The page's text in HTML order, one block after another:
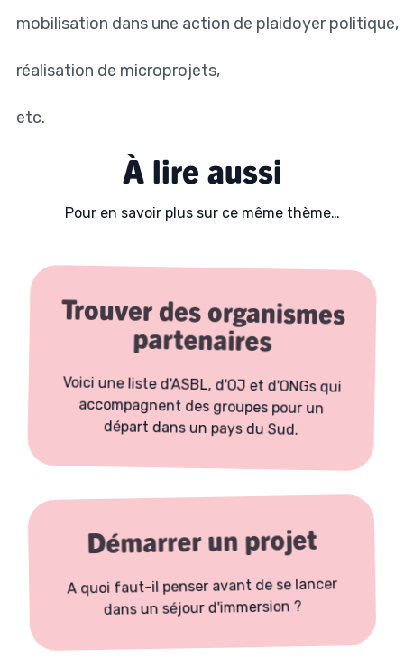
mobilisation dans une action de plaidoyer politique,
réalisation de microprojets,
etc.
À lire aussi
Pour en savoir plus sur ce même thème…
Trouver des organismes
partenaires
Voici une liste d'ASBL, d'OJ et d'ONGs qui
accompagnent des groupes pour un
départ dans un pays du Sud.
Démarrer un projet
A quoi faut-il penser avant de se lancer
dans un séjour d'immersion ?